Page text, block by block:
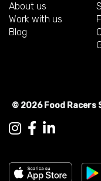
About us
Work with us
Blog
© 2026 Food Racers